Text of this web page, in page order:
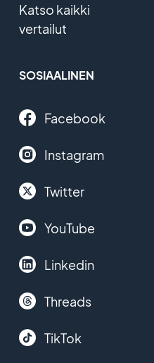
Katso kaikki
vertailut
SOSIAALINEN
Facebook
Instagram
Twitter
YouTube
Linkedin
Threads
TikTok